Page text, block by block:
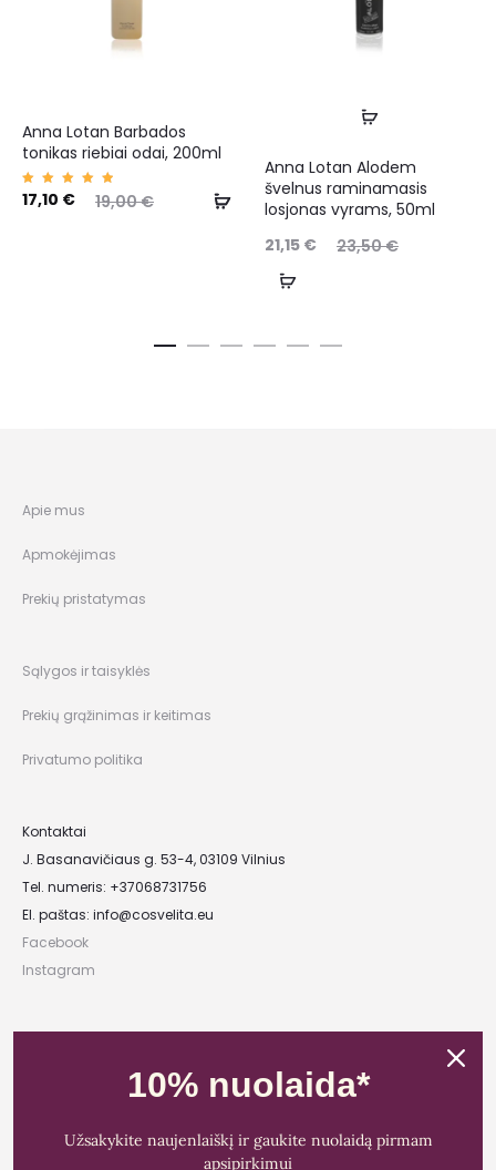
Anna Lotan Barbados
tonikas riebiai odai, 200ml
Įvertin
imas:
19,00€
17,10 €
Anna Lotan Alodem
švelnus raminamasis
losjonas vyrams, 50ml
23,50€
21,15 €
Apie mus
Apmokėjimas
Prekių pristatymas
Sąlygos ir taisyklės
Prekių grąžinimas ir keitimas
Privatumo politika
Kontaktai
J. Basanavičiaus g. 53-4, 03109 Vilnius
Tel. numeris: +37068731756
El. paštas: info@cosvelita.eu
Facebook
Instagram
Įmonės kodas: 303481944
PVM mokėtojo kodas: LT100011828014
Bankas: Paysera LT
10% nuolaida*
Užsakykite naujenlaiškį ir gaukite nuolaidą pirmam
apsipirkimui